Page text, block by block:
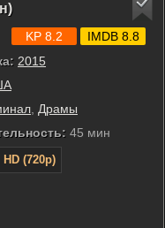
2015
Драмы
45 мин
HD (720p)
KP 8.2 IMDB 8.8